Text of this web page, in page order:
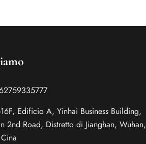
Edificio A, Yinhai Business Building,
2nd Road, Distretto di Jianghan, Wuhan,